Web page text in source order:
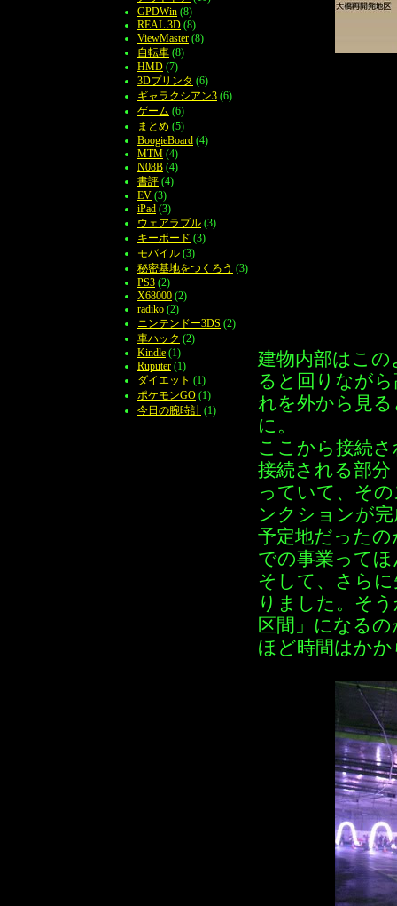
建物内部はこ
ると回りなが
れを外から見
に。
ここから接続
接続される部分
っていて、そ
ンクションが
予定地だった
での事業って
そして、さら
りました。そ
区間」になる
ほど時間はか
GPDWin (8)
REAL 3D (8)
ViewMaster (8)
自転車 (8)
HMD (7)
3Dプリンタ (6)
ギャラクシアン3 (6)
ゲーム (6)
まとめ (5)
BoogieBoard (4)
MTM (4)
N08B (4)
書評 (4)
EV (3)
iPad (3)
ウェアラブル (3)
キーボード (3)
モバイル (3)
秘密基地をつくろう (3)
PS3 (2)
X68000 (2)
radiko (2)
ニンテンドー3DS (2)
車ハック (2)
Kindle (1)
Ruputer (1)
ダイエット (1)
ポケモンGO (1)
今日の腕時計 (1)